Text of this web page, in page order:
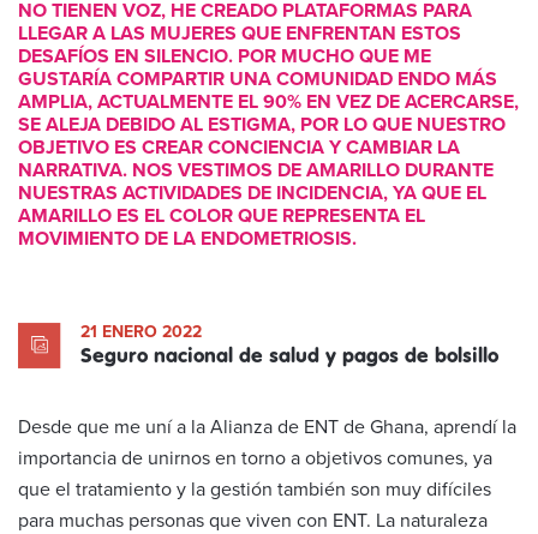
NO TIENEN VOZ, HE CREADO PLATAFORMAS PARA
LLEGAR A LAS MUJERES QUE ENFRENTAN ESTOS
DESAFÍOS EN SILENCIO. POR MUCHO QUE ME
GUSTARÍA COMPARTIR UNA COMUNIDAD ENDO MÁS
AMPLIA, ACTUALMENTE EL 90% EN VEZ DE ACERCARSE,
SE ALEJA DEBIDO AL ESTIGMA, POR LO QUE NUESTRO
OBJETIVO ES CREAR CONCIENCIA Y CAMBIAR LA
NARRATIVA. NOS VESTIMOS DE AMARILLO DURANTE
NUESTRAS ACTIVIDADES DE INCIDENCIA, YA QUE EL
AMARILLO ES EL COLOR QUE REPRESENTA EL
MOVIMIENTO DE LA ENDOMETRIOSIS.
21 ENERO 2022
Seguro nacional de salud y pagos de bolsillo
Desde que me uní a la Alianza de ENT de Ghana, aprendí la
importancia de unirnos en torno a objetivos comunes, ya
que el tratamiento y la gestión también son muy difíciles
para muchas personas que viven con ENT. La naturaleza